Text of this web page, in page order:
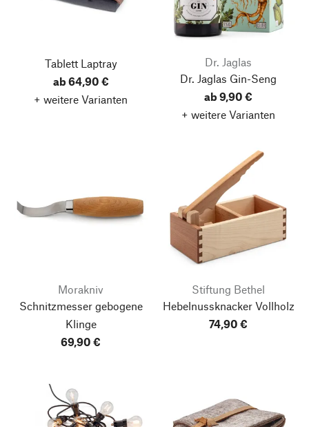
Tablett Laptray
ab 64,90 €
+ weitere Varianten
Dr. Jaglas
Dr. Jaglas Gin-Seng
ab 9,90 €
+ weitere Varianten
Morakniv
Schnitzmesser gebogene
Klinge
69,90 €
Stiftung Bethel
Hebelnussknacker Vollholz
74,90 €